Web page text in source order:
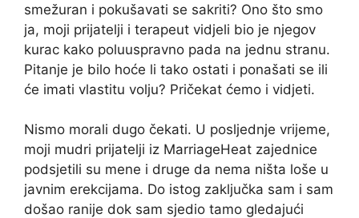
smežuran i pokušavati se sakriti? Ono što smo
ja, moji prijatelji i terapeut vidjeli bio je njegov
kurac kako poluuspravno pada na jednu stranu.
Pitanje je bilo hoće li tako ostati i ponašati se ili
će imati vlastitu volju? Pričekat ćemo i vidjeti.
Nismo morali dugo čekati. U posljednje vrijeme,
moji mudri prijatelji iz MarriageHeat zajednice
podsjetili su mene i druge da nema ništa loše u
javnim erekcijama. Do istog zaključka sam i sam
došao ranije dok sam sjedio tamo gledajući